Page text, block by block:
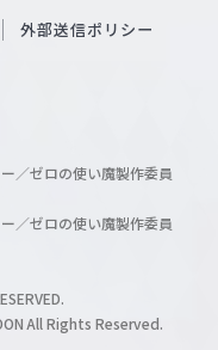
外部送信ポリシー
／ゼロの使い魔製作委員
／ゼロの使い魔製作委員
All Rights Reserved.